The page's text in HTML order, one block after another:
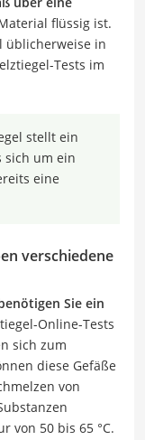
flüssig ist.
üblicherweise in
Tests im
stellt ein
sich um ein
eine
verschiedene
Sie ein
Online-Tests
sich zum
diese Gefäße
von
von 50 bis 65 °C.